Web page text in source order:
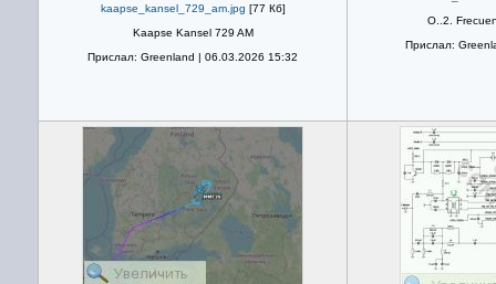
kaapse_kansel_729_am.jpg [77 Кб]
Kaapse Kansel 729 AM
Прислал: Greenland | 06.03.2026 15:32
O..2.
Прислал: